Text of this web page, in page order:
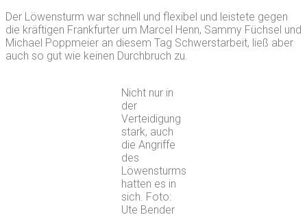
Der Löwensturm war schnell und flexibel und leistete gegen
die kräftigen Frankfurter um Marcel Henn, Sammy Füchsel und
Michael Poppmeier an diesem Tag Schwerstarbeit, ließ aber
auch so gut wie keinen Durchbruch zu.
Nicht nur in
der
Verteidigung
stark, auch
die Angriffe
des
Löwensturms
hatten es in
sich. Foto:
Ute Bender